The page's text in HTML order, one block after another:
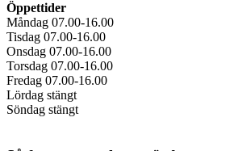
Öppettider
Måndag 07.00-16.00
Tisdag 07.00-16.00
Onsdag 07.00-16.00
Torsdag 07.00-16.00
Fredag 07.00-16.00
Lördag stängt
Söndag stängt